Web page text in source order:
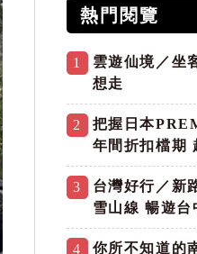
熱門閱覽
1
雲遊仙境／坐
想走
2
把握日本
年間折扣檔期
3
台灣好行／新
雪山線 暢遊台
4
你所不知道的